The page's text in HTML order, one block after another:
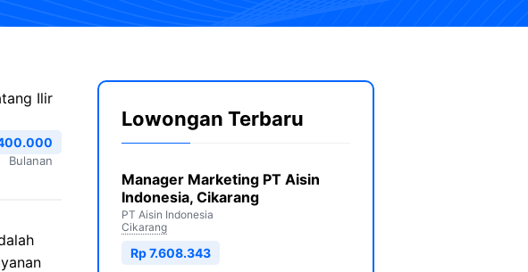
Ilir
Bulanan
Lowongan Terbaru
Manager Marketing PT Aisin
Indonesia, Cikarang
PT Aisin Indonesia
Cikarang
Rp 7.608.343